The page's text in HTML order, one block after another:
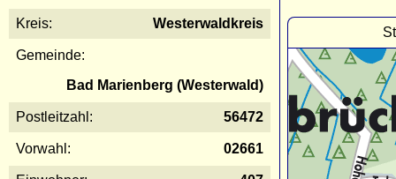
Kreis: Westerwaldkreis
Gemeinde:
Bad Marienberg (Westerwald)
Postleitzahl: 56472
Vorwahl: 02661